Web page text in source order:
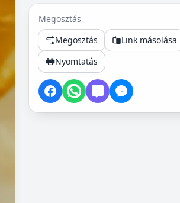
Megosztás
Megosztás
Link másolása
Nyomtatás